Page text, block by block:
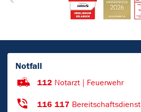
Notfall
112 Notarzt | Feuerwehr
116 117 Bereitschaftsdienst